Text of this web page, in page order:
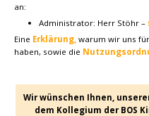
an:
Administrator: Herr Stöhr –
Eine Erklärung, warum wir uns
haben, sowie die
Wir wünschen Ihnen,
dem Kollegium der BOS